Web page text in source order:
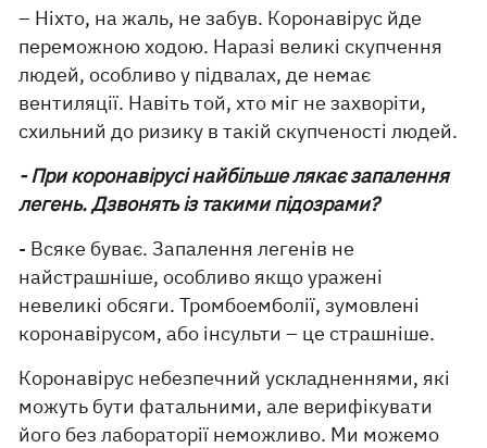
– Ніхто, на жаль, не забув. Коронавірус йде
переможною ходою. Наразі великі скупчення
людей, особливо у підвалах, де немає
вентиляції. Навіть той, хто міг не захворіти,
схильний до ризику в такій скупченості людей.
- При коронавірусі найбільше лякає запалення
легень. Дзвонять із такими підозрами?
- Всяке буває. Запалення легенів не
найстрашніше, особливо якщо уражені
невеликі обсяги. Тромбоемболії, зумовлені
коронавірусом, або інсульти – це страшніше.
Коронавірус небезпечний ускладненнями, які
можуть бути фатальними, але верифікувати
його без лабораторії неможливо. Ми можемо